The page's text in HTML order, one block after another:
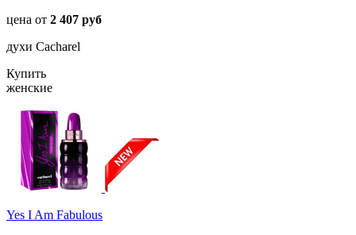
цена от 2 407 руб
духи Cacharel
Купить
женские
Yes I Am Fabulous